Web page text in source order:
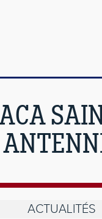
ACTUALITÉS